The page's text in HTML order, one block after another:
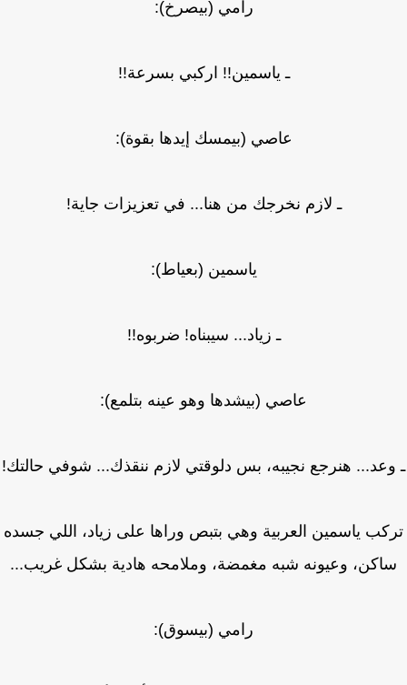
رامي (بيصرخ):
ـ ياسمين!! اركبي بسرعة!!
عاصي (بيمسك إيدها بقوة):
ـ لازم نخرجك من هنا... في تعزيزات جاية!
ياسمين (بعياط):
ـ زياد... سيبناه! ضربوه!!
عاصي (بيشدها وهو عينه بتلمع):
هنرجع نجيبه، بس دلوقتي لازم ننقذك... شوفي حالتك!
ياسمين العربية وهي بتبص وراها على زياد، اللي جسده
وعيونه شبه مغمضة، وملامحه هادية بشكل غريب...
رامي (بيسوق):